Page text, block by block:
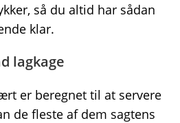
så du altid har sådan
klar.
lagkage
er beregnet til at servere
de fleste af dem sagtens